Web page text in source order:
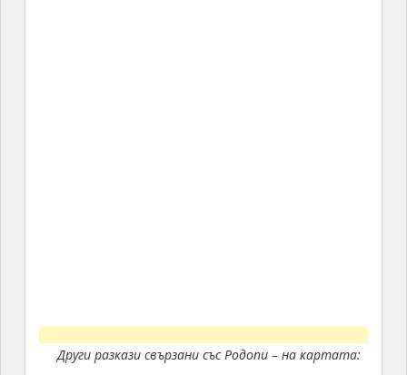
Други разкази свързани със Родопи – на картата: